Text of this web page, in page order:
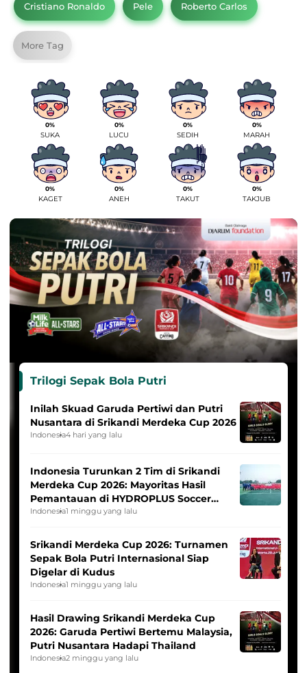
Cristiano Ronaldo Pele Roberto Carlos
More Tag
0%
SUKA
0%
LUCU
0%
SEDIH
0%
MARAH
0%
KAGET
0%
ANEH
0%
TAKUT
0%
TAKJUB
Trilogi Sepak Bola Putri
Inilah Skuad Garuda Pertiwi dan Putri
Nusantara di Srikandi Merdeka Cup 2026
Indonesia4 hari yang lalu
Indonesia Turunkan 2 Tim di Srikandi
Merdeka Cup 2026: Mayoritas Hasil
Pemantauan di HYDROPLUS Soccer
League
Indonesia1 minggu yang lalu
Srikandi Merdeka Cup 2026: Turnamen
Sepak Bola Putri Internasional Siap
Digelar di Kudus
Indonesia1 minggu yang lalu
Hasil Drawing Srikandi Merdeka Cup
2026: Garuda Pertiwi Bertemu Malaysia,
Putri Nusantara Hadapi Thailand
Indonesia2 minggu yang lalu